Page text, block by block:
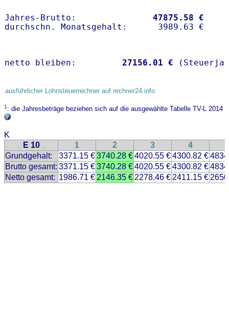
Jahres-Brutto: 47875.58 €
netto bleiben: 27156.01 €
ausführlicher Lohnsteuerrechner auf rechner24.info
1: die Jahresbeträge beziehen sich auf die ausgewählte Tabelle TV-L 2014
K
.. E 10 .. 1 2 3 4
Grundgehalt:
3371.15 €3740.28 €4020.55 €4300.82 €
Brutto gesamt: 3371.15 €3740.28 €4020.55 €4300.82 €
Netto gesamt: 1986.71 € 2146.35 € 2278.46 € 2411.15 €